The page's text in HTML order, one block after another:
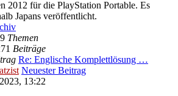
2012 für die PlayStation Portable. Es
Japans veröffentlicht.
Themen
Beiträge
Re: Englische Komplettlösung …
Neuester Beitrag
13:22